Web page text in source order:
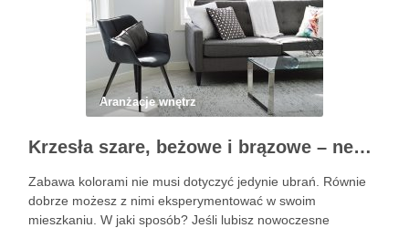
Aranżacje wnętrz
Krzesła szare, beżowe i brązowe – neutralne barwy w ofercie Novodom
Zabawa kolorami nie musi dotyczyć jedynie ubrań. Równie
dobrze możesz z nimi eksperymentować w swoim
mieszkaniu. W jaki sposób? Jeśli lubisz nowoczesne